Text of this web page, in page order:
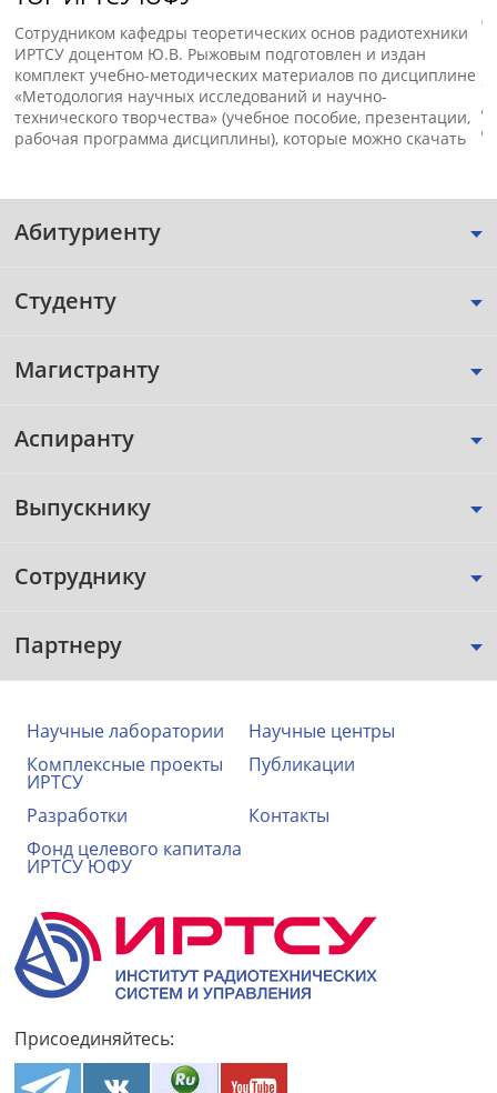
Сотрудником кафедры теоретических основ радиотехники
ИРТСУ доцентом Ю.В. Рыжовым подготовлен и издан
комплект учебно-методических материалов по дисциплине
«Методология научных исследований и научно-
технического творчества» (учебное пособие, презентации,
рабочая программа дисциплины), которые можно скачать
Абитуриенту
Студенту
Магистранту
Аспиранту
Выпускнику
Сотруднику
Партнеру
Научные лаборатории
Научные центры
Комплексные проекты
ИРТСУ
Публикации
Разработки
Контакты
Фонд целевого капитала
ИРТСУ ЮФУ
Присоединяйтесь: